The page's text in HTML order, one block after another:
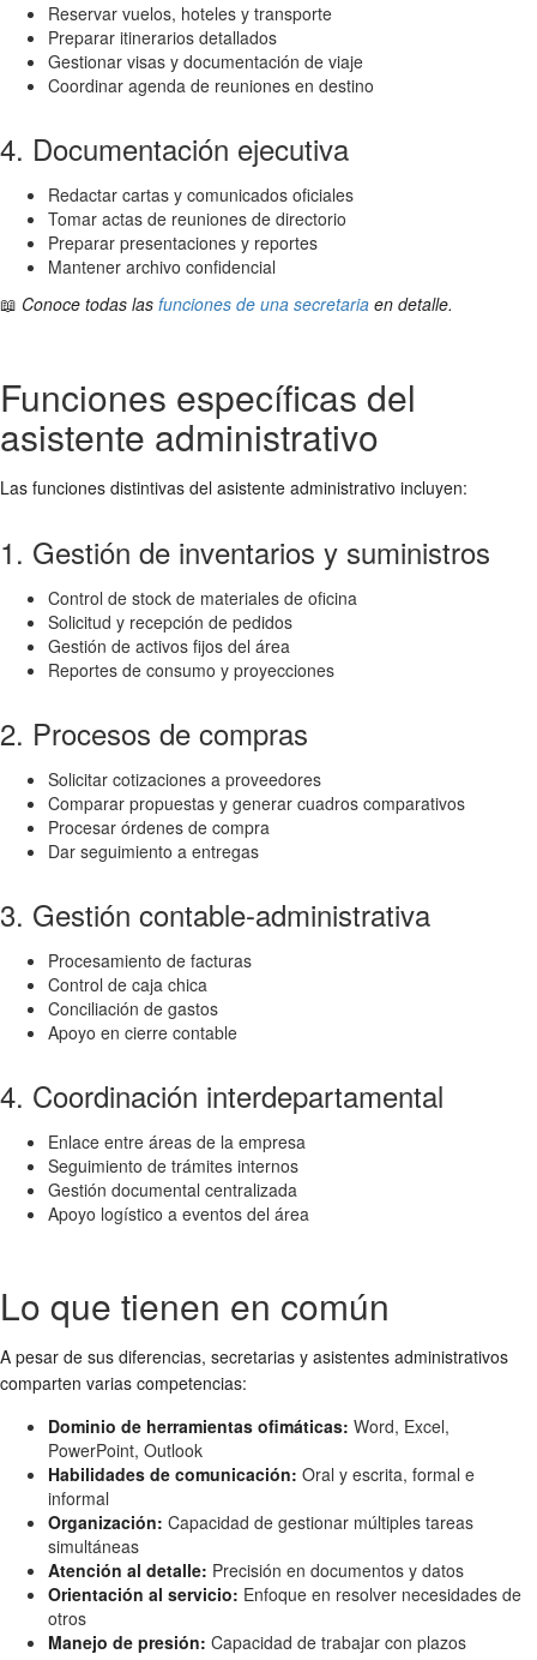
Reservar vuelos, hoteles y transporte
Preparar itinerarios detallados
Gestionar visas y documentación de viaje
Coordinar agenda de reuniones en destino
4. Documentación ejecutiva
Redactar cartas y comunicados oficiales
Tomar actas de reuniones de directorio
Preparar presentaciones y reportes
Mantener archivo confidencial
📖 Conoce todas las funciones de una secretaria en detalle.
Funciones específicas del
asistente administrativo
Las funciones distintivas del asistente administrativo incluyen:
1. Gestión de inventarios y suministros
Control de stock de materiales de oficina
Solicitud y recepción de pedidos
Gestión de activos fijos del área
Reportes de consumo y proyecciones
2. Procesos de compras
Solicitar cotizaciones a proveedores
Comparar propuestas y generar cuadros comparativos
Procesar órdenes de compra
Dar seguimiento a entregas
3. Gestión contable-administrativa
Procesamiento de facturas
Control de caja chica
Conciliación de gastos
Apoyo en cierre contable
4. Coordinación interdepartamental
Enlace entre áreas de la empresa
Seguimiento de trámites internos
Gestión documental centralizada
Apoyo logístico a eventos del área
Lo que tienen en común
A pesar de sus diferencias, secretarias y asistentes administrativos
comparten varias competencias:
Dominio de herramientas ofimáticas: Word, Excel,
PowerPoint, Outlook
Habilidades de comunicación: Oral y escrita, formal e
informal
Organización: Capacidad de gestionar múltiples tareas
simultáneas
Atención al detalle: Precisión en documentos y datos
Orientación al servicio: Enfoque en resolver necesidades de
otros
Manejo de presión: Capacidad de trabajar con plazos